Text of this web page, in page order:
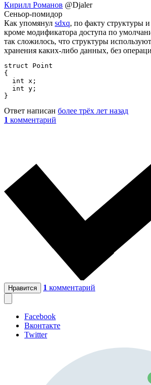
Кирилл Романов @Djaler
Сеньор-помидор
Как упомянул sdxq, по факту структуры
кроме модификатора доступа по
так сложилось, что структуры
хранения каких-либо данных, без
struct Point
{
  int x;
  int y;
}
Ответ написан более трёх лет назад
1 комментарий
Нравится 1 комментарий
Facebook
Вконтакте
Twitter